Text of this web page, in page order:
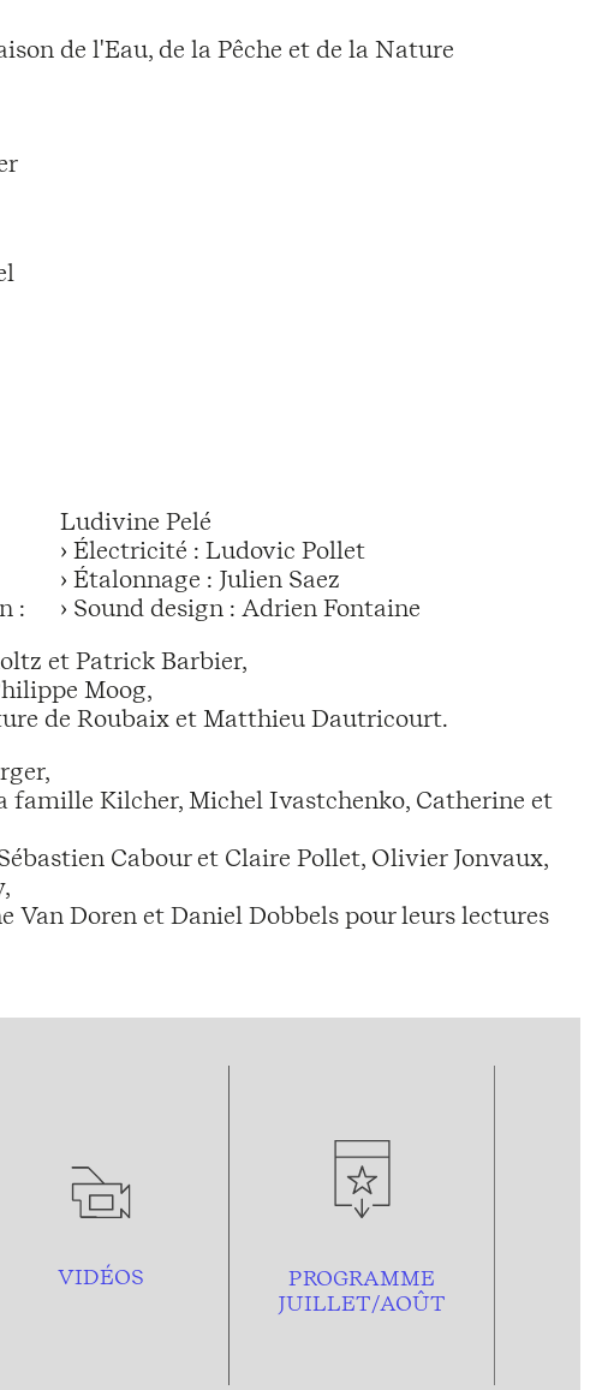
de l'Eau, de la Pêche et de la Nature
:
Ludivine Pelé
› Électricité : Ludovic Pollet
› Étalonnage : Julien Saez
› Sound design : Adrien Fontaine
et Patrick Barbier,
Moog,
de Roubaix et Matthieu Dautricourt.
famille Kilcher, Michel Ivastchenko, Catherine et
Cabour et Claire Pollet, Olivier Jonvaux,
Van Doren et Daniel Dobbels pour leurs lectures
VIDÉOS
PROGRAMME
JUILLET/AOÛT